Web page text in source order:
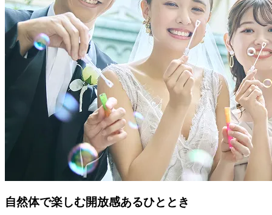
自然体で楽しむ開放感あるひととき